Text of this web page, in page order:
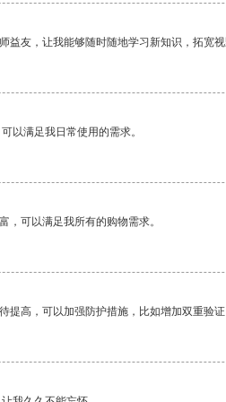
益友，让我能够随时随地学习新知识，拓宽
以满足我日常使用的需求。
，可以满足我所有的购物需求。
提高，可以加强防护措施，比如增加双重验